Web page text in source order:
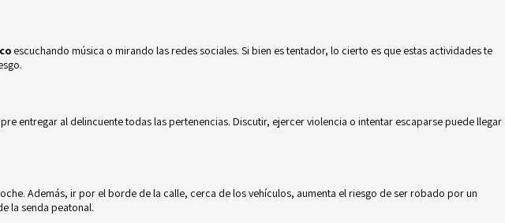
escuchando música o mirando las redes sociales. Si bien es tentador, lo cierto es que estas actividades te
entregar al delincuente todas las pertenencias. Discutir, ejercer violencia o intentar escaparse puede llegar
Además, ir por el borde de la calle, cerca de los vehículos, aumenta el riesgo de ser robado por un
la senda peatonal.